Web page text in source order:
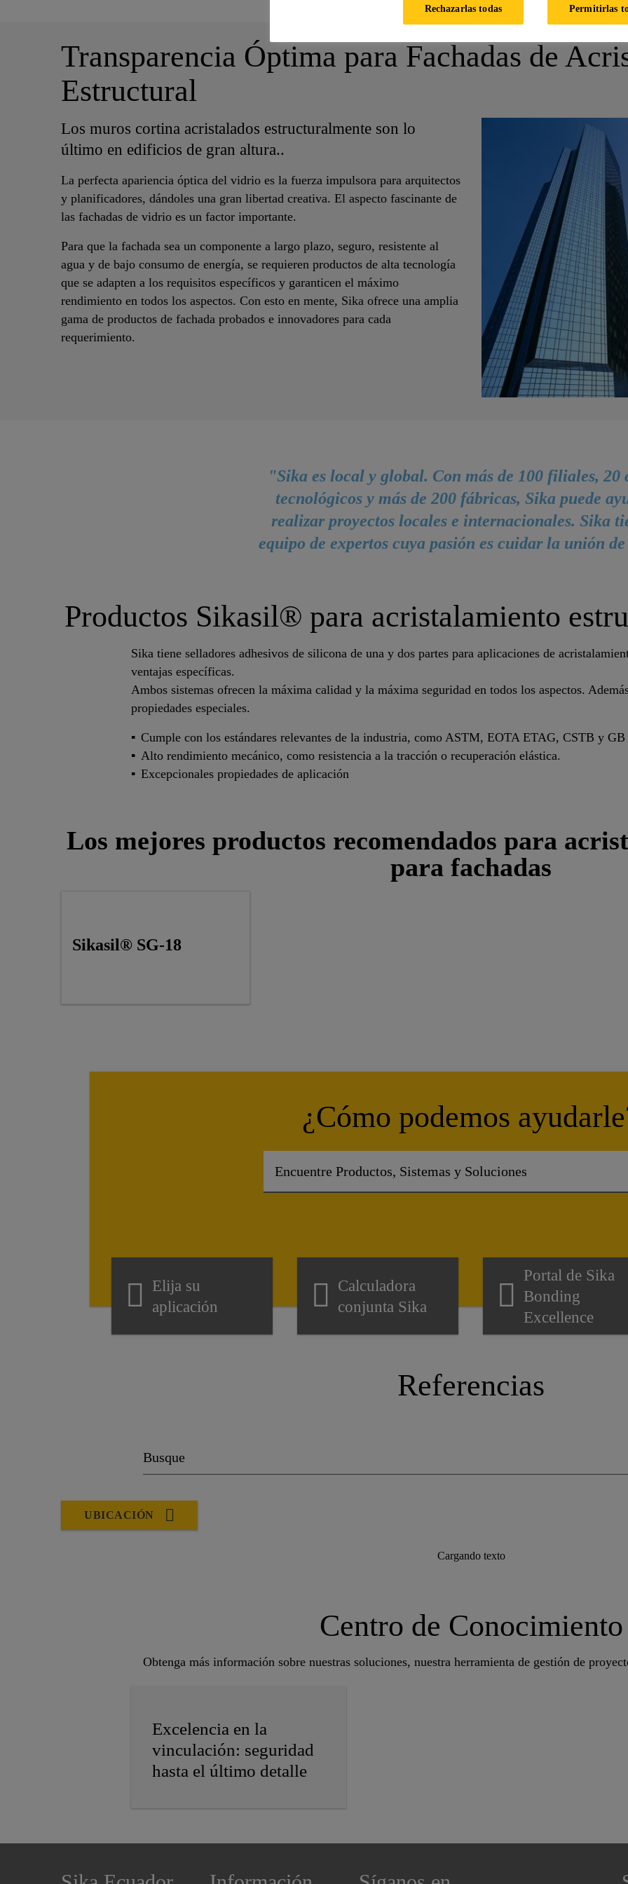
Transparencia Óptima para Fachadas de
Estructural
Los muros cortina acristalados estructuralmente son lo
último en edificios de gran altura..
La perfecta apariencia óptica del vidrio es la fuerza impulsora para arquitectos
y planificadores, dándoles una gran libertad creativa. El aspecto fascinante de
las fachadas de vidrio es un factor importante.
Para que la fachada sea un componente a largo plazo, seguro, resistente al
agua y de bajo consumo de energía, se requieren productos de alta tecnología
que se adapten a los requisitos específicos y garanticen el máximo
rendimiento en todos los aspectos. Con esto en mente, Sika ofrece una amplia
gama de productos de fachada probados e innovadores para cada
requerimiento.
"Sika es local y global. Con más de 100 filiales, 20
tecnológicos y más de 200 fábricas, Sika puede
realizar proyectos locales e internacionales. Sika
equipo de expertos cuya pasión es cuidar la unión
Productos Sikasil® para acristalamiento
Sika tiene selladores adhesivos de silicona de una y dos partes para aplicaciones de
ventajas específicas.
Ambos sistemas ofrecen la máxima calidad y la máxima seguridad en todos los aspectos.
propiedades especiales.
Cumple con los estándares relevantes de la industria, como ASTM, EOTA ETAG, CSTB y GB
Alto rendimiento mecánico, como resistencia a la tracción o recuperación elástica.
Excepcionales propiedades de aplicación
Los mejores productos recomendados para
para fachadas
Sikasil® SG-18
¿Cómo podemos
Elija su
aplicación
Calculadora
conjunta Sika
Portal de Sika
Bonding
Excellence
Referencias
UBICACIÓN
Cargando texto
Centro de Conocimiento
Obtenga más información sobre nuestras soluciones, nuestra herramienta de gestión de
Excelencia en la
vinculación: seguridad
hasta el último detalle
Rechazarlas todas Permitirlas